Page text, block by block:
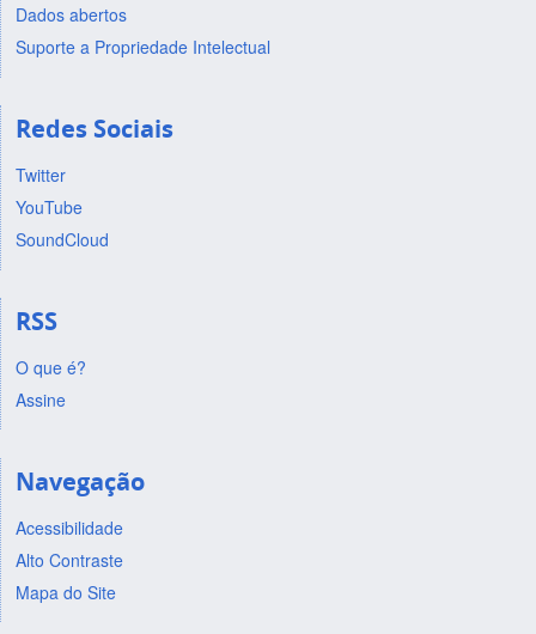
Dados abertos
Suporte a Propriedade Intelectual
Redes Sociais
Twitter
YouTube
SoundCloud
RSS
O que é?
Assine
Navegação
Acessibilidade
Alto Contraste
Mapa do Site